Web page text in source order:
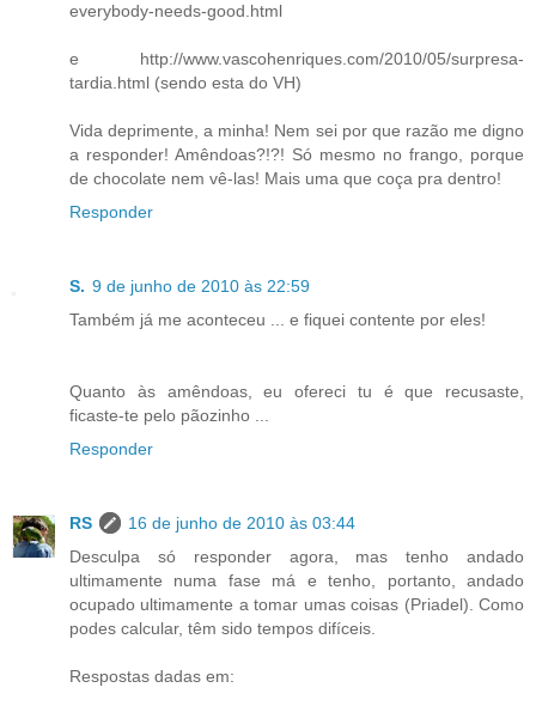
everybody-needs-good.html
e http://www.vascohenriques.com/2010/05/surpresa-
tardia.html (sendo esta do VH)
Vida deprimente, a minha! Nem sei por que razão me digno
a responder! Amêndoas?!?! Só mesmo no frango, porque
de chocolate nem vê-las! Mais uma que coça pra dentro!
Responder
S. 9 de junho de 2010 às 22:59
Também já me aconteceu ... e fiquei contente por eles!
Quanto às amêndoas, eu ofereci tu é que recusaste,
ficaste-te pelo pãozinho ...
Responder
RS
16 de junho de 2010 às 03:44
Desculpa só responder agora, mas tenho andado
ultimamente numa fase má e tenho, portanto, andado
ocupado ultimamente a tomar umas coisas (Priadel). Como
podes calcular, têm sido tempos difíceis.
Respostas dadas em: